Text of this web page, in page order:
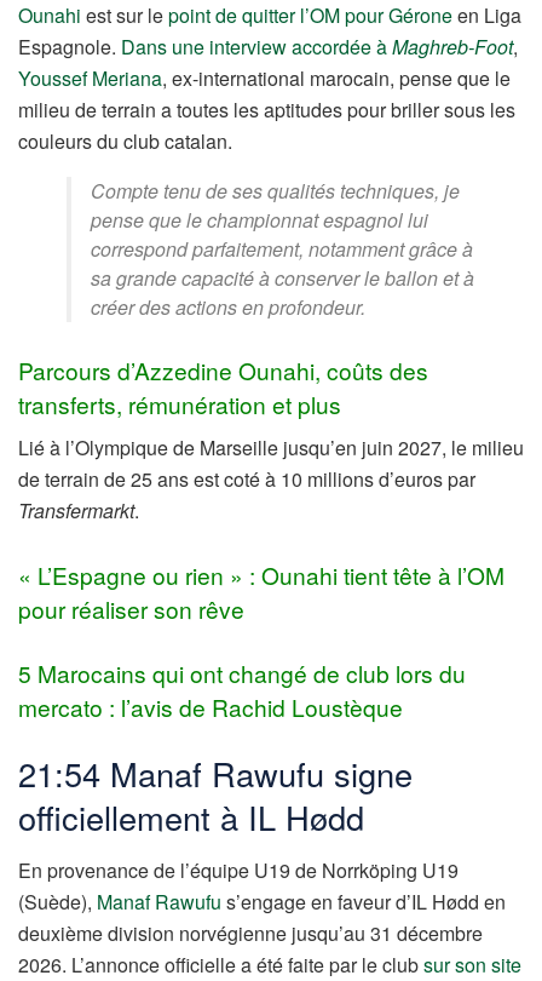
Ounahi est sur lepoint de quitter l’OM pour Géroneen Liga
Espagnole. Dans une interview accordée àMaghreb-Foot,
Youssef Meriana, ex-international marocain, pense que le
milieu de terrain a toutes les aptitudes pour briller sous les
couleurs du club catalan.
Compte tenu de ses qualités techniques, je
pense que le championnat espagnol lui
correspond parfaitement, notamment grâce à
sa grande capacité à conserver le ballon et à
créer des actions en profondeur.
Parcours d’Azzedine Ounahi, coûts des
transferts, rémunération et plus
Lié à l’Olympique de Marseille jusqu’en juin 2027, le milieu
de terrain de 25 ans est coté à 10 millions d’euros par
Transfermarkt.
« L’Espagne ou rien » : Ounahi tient tête à l’OM
pour réaliser son rêve
5 Marocains qui ont changé de club lors du
mercato : l’avis de Rachid Loustèque
21:54 Manaf Rawufu signe
officiellement à IL Hødd
En provenance de l’équipe U19 de Norrköping U19
(Suède), Manaf Rawufu s’engage en faveur d’IL Hødd en
deuxième division norvégienne jusqu’au 31 décembre
2026. L’annonce officielle a été faite par le clubsur son site